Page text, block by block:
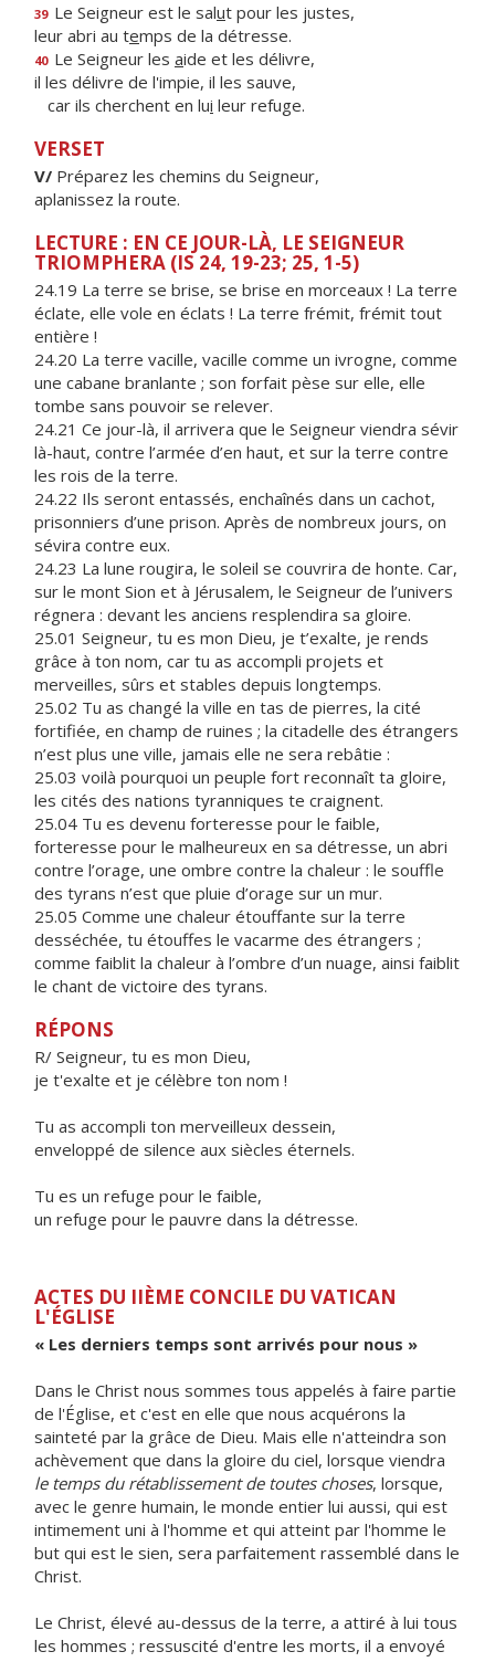
39 Le Seigneur est le salut pour les justes,
leur abri au temps de la détresse.
40 Le Seigneur les aide et les délivre,
il les délivre de l'impie, il les sauve,
car ils cherchent en lui leur refuge.
VERSET
V/ Préparez les chemins du Seigneur,
aplanissez la route.
LECTURE : EN CE JOUR-LÀ, LE SEIGNEUR
TRIOMPHERA (IS 24, 19-23; 25, 1-5)
24.19 La terre se brise, se brise en morceaux ! La terre
éclate, elle vole en éclats ! La terre frémit, frémit tout
entière !
24.20 La terre vacille, vacille comme un ivrogne, comme
une cabane branlante ; son forfait pèse sur elle, elle
tombe sans pouvoir se relever.
24.21 Ce jour-là, il arrivera que le Seigneur viendra sévir
là-haut, contre l’armée d’en haut, et sur la terre contre
les rois de la terre.
24.22 Ils seront entassés, enchaînés dans un cachot,
prisonniers d’une prison. Après de nombreux jours, on
sévira contre eux.
24.23 La lune rougira, le soleil se couvrira de honte. Car,
sur le mont Sion et à Jérusalem, le Seigneur de l’univers
régnera : devant les anciens resplendira sa gloire.
25.01 Seigneur, tu es mon Dieu, je t’exalte, je rends
grâce à ton nom, car tu as accompli projets et
merveilles, sûrs et stables depuis longtemps.
25.02 Tu as changé la ville en tas de pierres, la cité
fortifiée, en champ de ruines ; la citadelle des étrangers
n’est plus une ville, jamais elle ne sera rebâtie :
25.03 voilà pourquoi un peuple fort reconnaît ta gloire,
les cités des nations tyranniques te craignent.
25.04 Tu es devenu forteresse pour le faible,
forteresse pour le malheureux en sa détresse, un abri
contre l’orage, une ombre contre la chaleur : le souffle
des tyrans n’est que pluie d’orage sur un mur.
25.05 Comme une chaleur étouffante sur la terre
desséchée, tu étouffes le vacarme des étrangers ;
comme faiblit la chaleur à l’ombre d’un nuage, ainsi faiblit
le chant de victoire des tyrans.
RÉPONS
R/ Seigneur, tu es mon Dieu,
je t'exalte et je célèbre ton nom !
Tu as accompli ton merveilleux dessein,
enveloppé de silence aux siècles éternels.
Tu es un refuge pour le faible,
un refuge pour le pauvre dans la détresse.
ACTES DU IIÈME CONCILE DU VATICAN
L'ÉGLISE
« Les derniers temps sont arrivés pour nous »
Dans le Christ nous sommes tous appelés à faire partie
de l'Église, et c'est en elle que nous acquérons la
sainteté par la grâce de Dieu. Mais elle n'atteindra son
achèvement que dans la gloire du ciel, lorsque viendra
le temps du rétablissement de toutes choses, lorsque,
avec le genre humain, le monde entier lui aussi, qui est
intimement uni à l'homme et qui atteint par l'homme le
but qui est le sien, sera parfaitement rassemblé dans le
Christ.
Le Christ, élevé au-dessus de la terre, a attiré à lui tous
les hommes ; ressuscité d'entre les morts, il a envoyé